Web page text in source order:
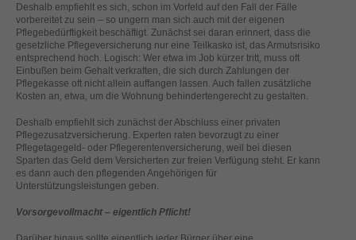
Deshalb empfiehlt es sich, schon im Vorfeld auf den Fall der Fälle
vorbereitet zu sein – so ungern man sich auch mit der eigenen
Pflegebedürftigkeit beschäftigt. Zunächst sei daran erinnert, dass die
gesetzliche Pflegeversicherung nur eine Teilkasko ist, das Armutsrisiko
entsprechend hoch. Logisch: Wer etwa im Job kürzer tritt, muss oft
Einbußen beim Gehalt verkraften, die sich durch Zahlungen der
Pflegekasse oft nicht allein auffangen lassen. Auch fallen zusätzliche
Kosten an, etwa, um die Wohnung behindertengerecht zu gestalten.
Deshalb empfiehlt sich zunächst der Abschluss einer privaten
Pflegezusatzversicherung. Experten raten bevorzugt zu einer
Pflegetagegeld- oder Pflegerentenversicherung, weil bei diesen
Sparten das Geld dem Versicherten zur freien Verfügung steht. Er kann
es dann auch den pflegenden Angehörigen für
Unterstützungsleistungen geben.
Vorsorgevollmacht – eigentlich Pflicht!
Cookies auswählen.
Alle akzeptieren Speichern
Zurück Nur essenzielle Cookies akzeptieren
Datenschutzeinstellungen
Essenziell (1)
Essenzielle Cookies ermöglichen grundlegende Funktionen und sind für
die einwandfreie Funktion der Website erforderlich.
Cookie-Informationen anzeigen